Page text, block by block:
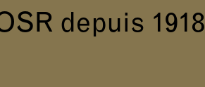
depuis 1918